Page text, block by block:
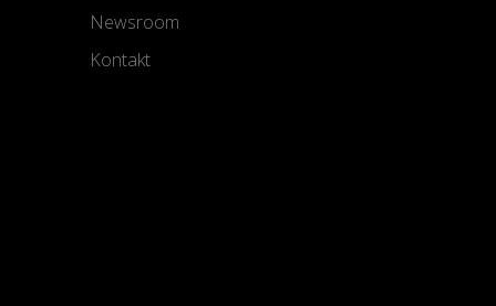
Newsroom
Kontakt